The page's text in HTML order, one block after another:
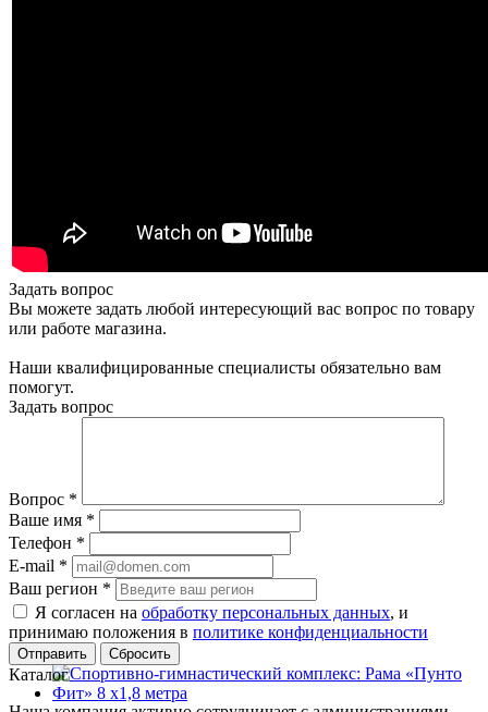
Задать вопрос
Вы можете задать любой интересующий вас вопрос по товару
или работе магазина.
Наши квалифицированные специалисты обязательно вам
помогут.
Задать вопрос
Вопрос *
Ваше имя *
Телефон *
E-mail *
Ваш регион *
Я согласен на обработку персональных данных, и
принимаю положения в политике конфиденциальности
Сбросить
Каталог